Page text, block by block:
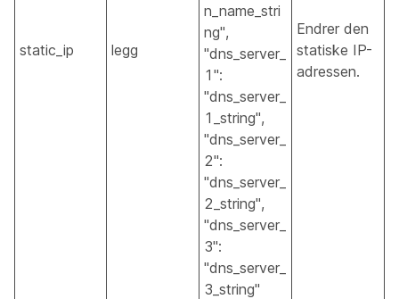
static_ip legg
n_name_stri
ng",
"dns_server_
1":
"dns_server_
1_string",
"dns_server_
2":
"dns_server_
2_string",
"dns_server_
3":
"dns_server_
3_string"
Endrer den
statiske IP-
adressen.